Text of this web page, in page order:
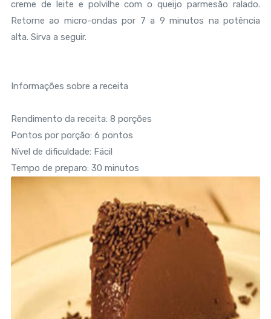
creme de leite e polvilhe com o queijo parmesão ralado.
Retorne ao micro-ondas por 7 a 9 minutos na potência
alta. Sirva a seguir.
Informações sobre a receita
Rendimento da receita: 8 porções
Pontos por porção: 6 pontos
Nível de dificuldade: Fácil
Tempo de preparo: 30 minutos